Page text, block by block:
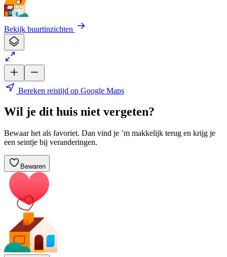
Bekijk buurtinzichten
Bereken reistijd op Google Maps
Wil je dit huis niet vergeten?
Bewaar het als favoriet. Dan vind je ’m makkelijk terug en krijg je
een seintje bij veranderingen.
Bewaren